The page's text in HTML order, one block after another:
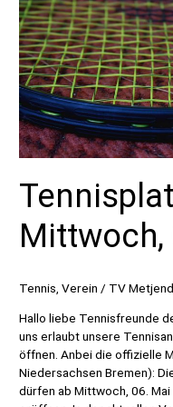
Tennis ,Verein / TV
Hallo liebe Tennisfreunde
uns erlaubt unsere
öffnen. Anbei die offizielle
Niedersachsen Bremen):
dürfen ab Mittwoch, 06.